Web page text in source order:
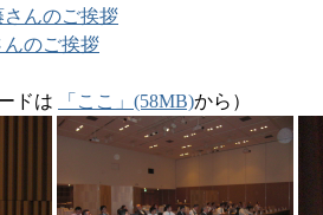
んのご挨拶
のご挨拶
ドは 「ここ」(58MB)から）